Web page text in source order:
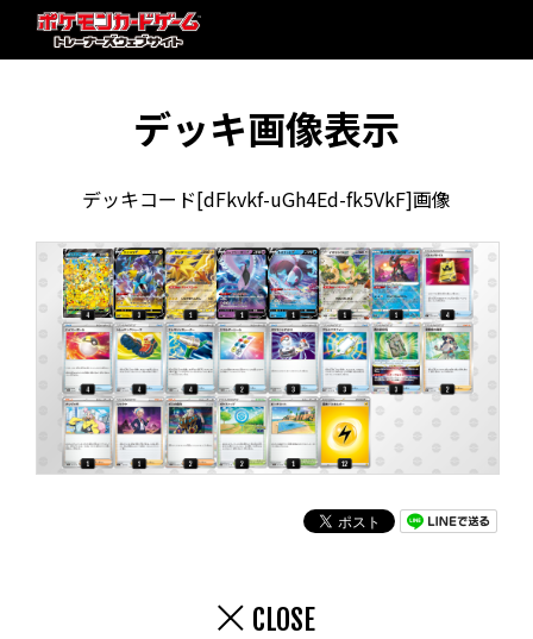
デッキ画像表示
デッキコード[dFkvkf-uGh4Ed-fk5VkF]画像
CLOSE